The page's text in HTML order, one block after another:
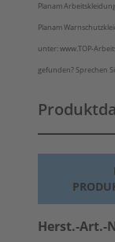
Planam
Planam
unter: www.TOP-
gefunden? Sprechen
Herst.-Art.-